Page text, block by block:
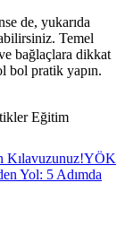
de, yukarıda
Temel
bağlaçlara dikkat
bol pratik yapın.
Eğitim
Kılavuzunuz!YÖK
Yol: 5 Adımda